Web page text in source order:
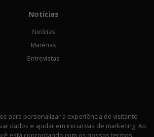
Notícias
Notícias
Matérias
Entrevistas
Política de privacidade
para personalizar a experiência do visitante
dados e ajudar em iniciativas de marketing. Ao
está concordando com os nossos termos.